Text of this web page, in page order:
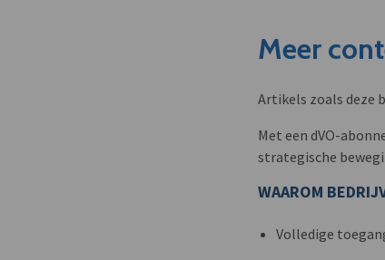
Meer
Artikels zoals deze
Met een dVO-
strategische
WAAROM
Volledige